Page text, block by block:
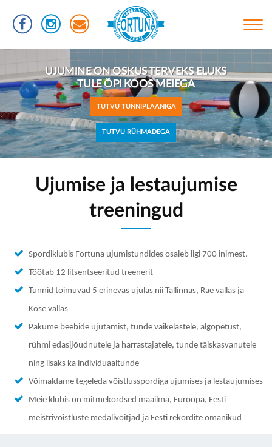
edasi
PõhinavigatsioonTREENINGUD
INFORMATSIOON
RÜHMAD
UJUMISTASEMED
KASULIKUD LINGID
VÕISTLUSED
KLUBIST
REKORDID
KONTAKT
TERVEKS ELUKS
KOOS MEIEGA
RÜHMADEGA
UJUMINE ON
TULE
Ujumise ja lestaujumise
treeningud
Spordiklubis Fortuna ujumistundides osaleb ligi 700 inimest.
Töötab 12 litsentseeritud treenerit
Tunnid toimuvad 5 erinevas ujulas nii Tallinnas, Rae vallas ja
Kose vallas
Pakume beebide ujutamist, tunde väikelastele, algõpetust,
rühmi edasijõudnutele ja harrastajatele, tunde täiskasvanutele
ning lisaks ka individuaaltunde
Võimaldame tegeleda võistlusspordiga ujumises ja lestaujumises
Meie klubis on mitmekordsed maailma, Euroopa, Eesti
meistrivõistluste medalivõitjad ja Eesti rekordite omanikud